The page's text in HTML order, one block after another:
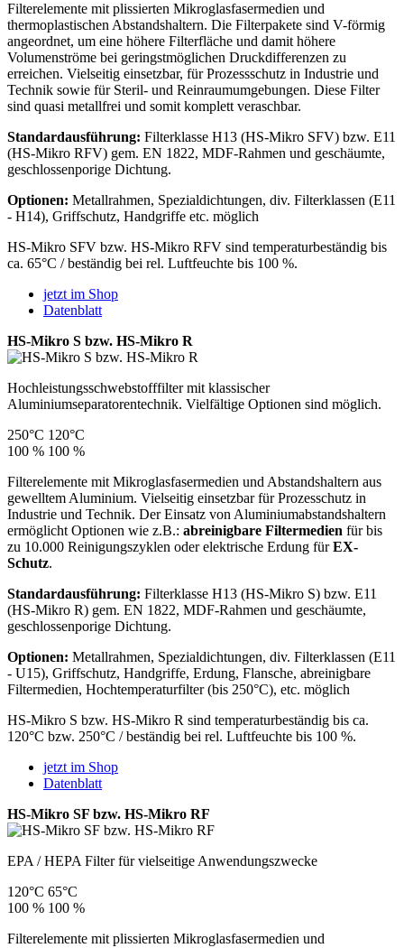
Filterelemente mit plissierten Mikroglasfasermedien und
thermoplastischen Abstandshaltern. Die Filterpakete sind V-förmig
angeordnet, um eine höhere Filterfläche und damit höhere
Volumenströme bei geringstmöglichen Druckdifferenzen zu
erreichen. Vielseitig einsetzbar, für Prozessschutz in Industrie und
Technik sowie für Steril- und Reinraumumgebungen. Diese Filter
sind quasi metallfrei und somit komplett veraschbar.
Standardausführung: Filterklasse H13 (HS-Mikro SFV) bzw. E11
(HS-Mikro RFV) gem. EN 1822, MDF-Rahmen und geschäumte,
geschlossenporige Dichtung.
Optionen: Metallrahmen, Spezialdichtungen, div. Filterklassen (E11
- H14), Griffschutz, Handgriffe etc. möglich
HS-Mikro SFV bzw. HS-Mikro RFV sind temperaturbeständig bis
ca. 65°C / beständig bei rel. Luftfeuchte bis 100 %.
jetzt im Shop
Datenblatt
HS-Mikro S bzw. HS-Mikro R
Hochleistungsschwebstofffilter mit klassischer
Aluminiumseparatorentechnik. Vielfältige Optionen sind möglich.
250°C 120°C
100 % 100 %
Filterelemente mit Mikroglasfasermedien und Abstandshaltern aus
gewelltem Aluminium. Vielseitig einsetzbar für Prozesschutz in
Industrie und Technik. Der Einsatz von Aluminiumabstandshaltern
ermöglicht Optionen wie z.B.: abreinigbare Filtermedien für bis
zu 10.000 Reinigungszyklen oder elektrische Erdung fürEX-
Schutz.
Standardausführung: Filterklasse H13 (HS-Mikro S) bzw. E11
(HS-Mikro R) gem. EN 1822, MDF-Rahmen und geschäumte,
geschlossenporige Dichtung.
Optionen: Metallrahmen, Spezialdichtungen, div. Filterklassen (E11
- U15), Griffschutz, Handgriffe, Erdung, Flansche, abreinigbare
Filtermedien, Hochtemperaturfilter (bis 250°C), etc. möglich
HS-Mikro S bzw. HS-Mikro R sind temperaturbeständig bis ca.
120°C bzw. 250°C / beständig bei rel. Luftfeuchte bis 100 %.
jetzt im Shop
Datenblatt
HS-Mikro SF bzw. HS-Mikro RF
EPA / HEPA Filter für vielseitige Anwendungszwecke
120°C 65°C
100 % 100 %
Filterelemente mit plissierten Mikroglasfasermedien und